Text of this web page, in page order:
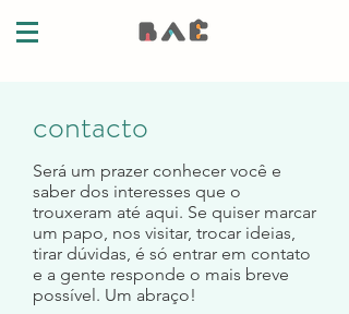
contacto
Será um prazer conhecer você e
saber dos interesses que o
trouxeram até aqui. Se quiser marcar
um papo, nos visitar, trocar ideias,
tirar dúvidas, é só entrar em contato
e a gente responde o mais breve
possível. Um abraço!